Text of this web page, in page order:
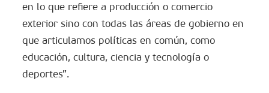
en lo que refiere a producción o comercio
exterior sino con todas las áreas de gobierno en
que articulamos políticas en común, como
educación, cultura, ciencia y tecnología o
deportes”.